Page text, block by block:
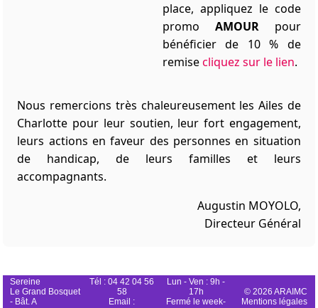
place, appliquez le code
promo AMOURpour
bénéficier de 10 % de
remisecliquez sur le lien.
Nous remercions très chaleureusement les Ailes de
Charlotte pour leur soutien, leur fort engagement,
leurs actions en faveur des personnes en situation
de handicap, de leurs familles et leurs
accompagnants.
Augustin MOYOLO,
Directeur Général
Sereine
Le Grand Bosquet
- Bât. A
Tél : 04 42 04 56
58
Email :
Lun - Ven : 9h -
17h
Fermé le week-
© 2026 ARAIMC
Mentions légales